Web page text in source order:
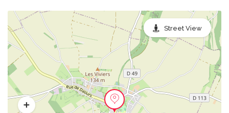
Street View